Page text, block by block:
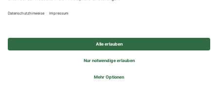
© 2026 REWE Group - All rights reserved